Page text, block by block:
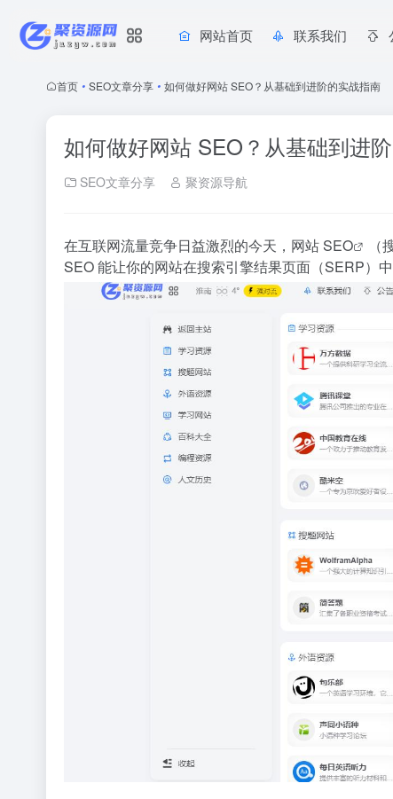
网站首页 联系我们
首页 • SEO文章分享 • 如何做好网站 SEO？从基础到进阶的实战指南
如何做好网站 SEO？从基础到进
SEO文章分享 聚资源导航
在互联网流量竞争日益激烈的今天， 网站 SEO （
SEO 能让你的网站在搜索引擎结果页面（SERP）